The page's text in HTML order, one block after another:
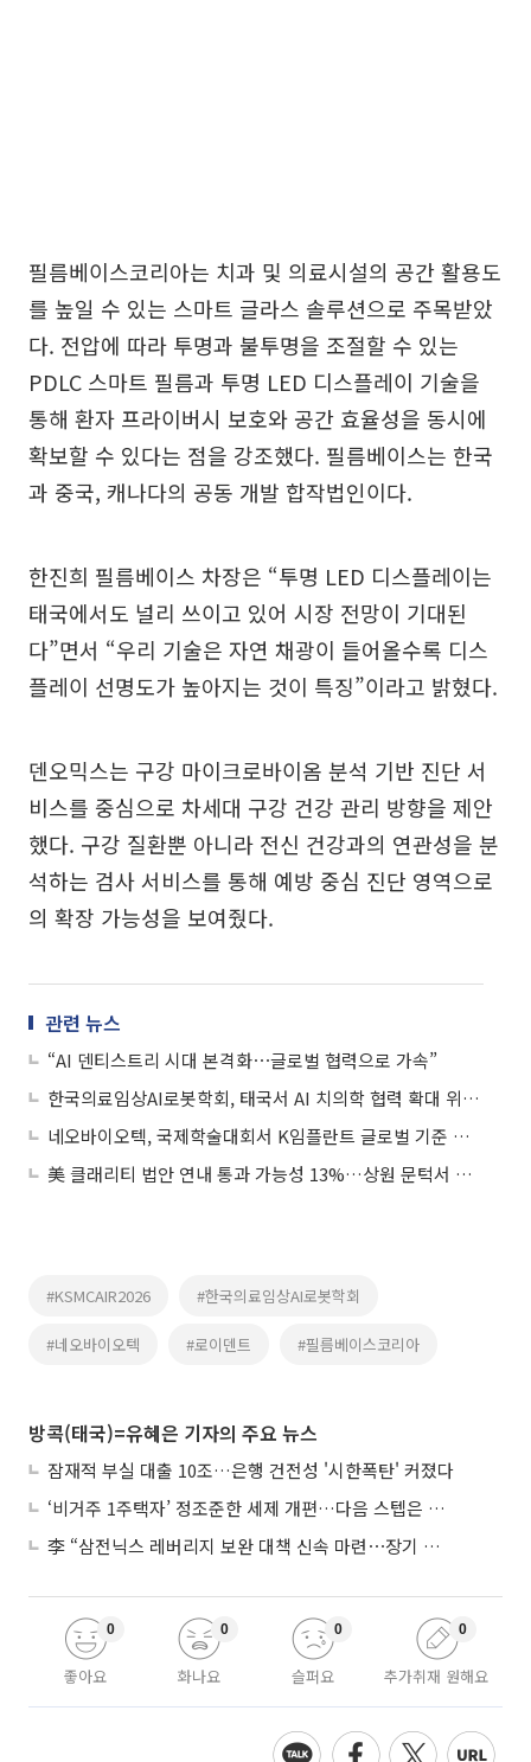
필름베이스코리아는 치과 및 의료시설의 공간 활용도
를 높일 수 있는 스마트 글라스 솔루션으로 주목받았
다. 전압에 따라 투명과 불투명을 조절할 수 있는
PDLC 스마트 필름과 투명 LED 디스플레이 기술을
통해 환자 프라이버시 보호와 공간 효율성을 동시에
확보할 수 있다는 점을 강조했다. 필름베이스는 한국
과 중국, 캐나다의 공동 개발 합작법인이다.
한진희 필름베이스 차장은 “투명 LED 디스플레이는
태국에서도 널리 쓰이고 있어 시장 전망이 기대된
다”면서 “우리 기술은 자연 채광이 들어올수록 디스
플레이 선명도가 높아지는 것이 특징”이라고 밝혔다.
덴오믹스는 구강 마이크로바이옴 분석 기반 진단 서
비스를 중심으로 차세대 구강 건강 관리 방향을 제안
했다. 구강 질환뿐 아니라 전신 건강과의 연관성을 분
석하는 검사 서비스를 통해 예방 중심 진단 영역으로
의 확장 가능성을 보여줬다.
관련 뉴스
“AI 덴티스트리 시대 본격화⋯글로벌 협력으로 가속”
한국의료임상AI로봇학회, 태국서 AI 치의학 협력 확대 위한 국제학술대회 개최
네오바이오텍, 국제학술대회서 K임플란트 글로벌 기준 제시
美 클래리티 법안 연내 통과 가능성 13%…상원 문턱서 제동
#KSMCAIR2026 #한국의료임상AI로봇학회
#네오바이오텍 #로이덴트 #필름베이스코리아
방콕(태국)=유혜은 기자의 주요 뉴스
잠재적 부실 대출 10조…은행 건전성 '시한폭탄' 커졌다
‘비거주 1주택자’ 정조준한 세제 개편…다음 스텝은 금융 대책
李 “삼전닉스 레버리지 보완 대책 신속 마련⋯장기 채무 과감히 탕감”
좋아요
0
화나요
0
슬퍼요
0
추가취재 원해요
0